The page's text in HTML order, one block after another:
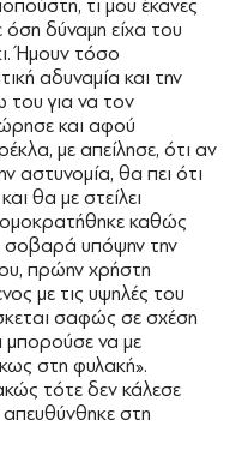
τι μου έκανες
όση δύναμη είχα του
Ήμουν τόσο
αδυναμία και την
για να τον
και αφού
με απείλησε, ότι αν
αστυνομία, θα πει ότι
θα με στείλει
καθώς
σοβαρά υπόψην την
πρώην χρήστη
με τις υψηλές του
σαφώς σε σχέση
μπορούσε να με
στη φυλακή».
τότε δεν κάλεσε
απευθύνθηκε στη